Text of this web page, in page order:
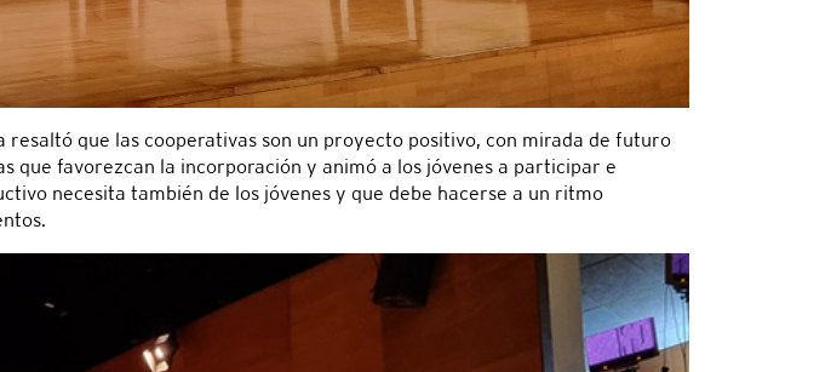
que las cooperativas son un proyecto positivo, con mirada de futuro
que favorezcan la incorporación y animó a los jóvenes a participar e
necesita también de los jóvenes y que debe hacerse a un ritmo